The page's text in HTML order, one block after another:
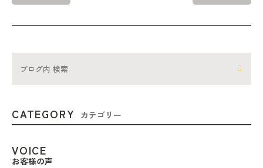
CATEGORY カテゴリー
VOICE
お客様の声